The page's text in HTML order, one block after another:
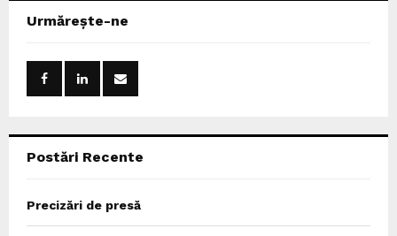
h
Urmărește-ne
Postări Recente
Precizări de presă